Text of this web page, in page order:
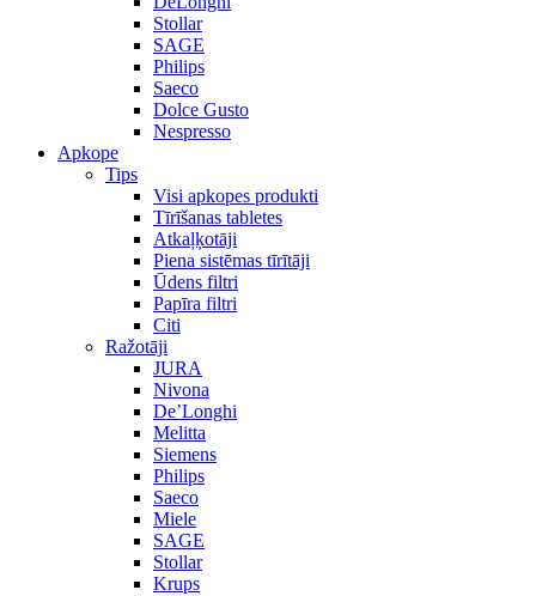
Stollar
SAGE
Philips
Saeco
Dolce Gusto
Nespresso
Apkope
Tips
Visi apkopes produkti
Tīrīšanas tabletes
Atkaļķotāji
Piena sistēmas tīrītāji
Ūdens filtri
Papīra filtri
Citi
Ražotāji
JURA
Nivona
De’Longhi
Melitta
Siemens
Philips
Saeco
Miele
SAGE
Stollar
Krups